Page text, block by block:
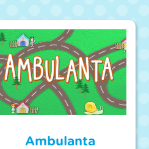
Ambulanta